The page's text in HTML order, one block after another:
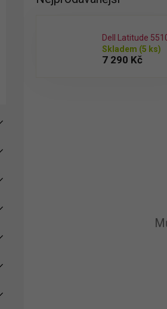
Dell Latitude
Skladem (5 ks)
7 290 Kč